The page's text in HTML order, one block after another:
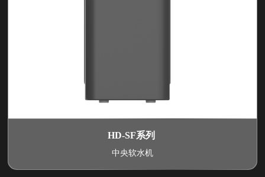
HD-SF系列
中央软水机